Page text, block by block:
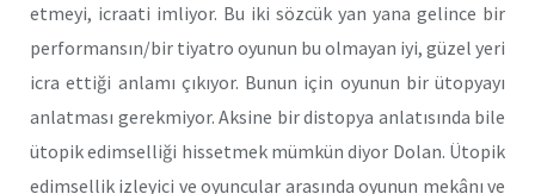
etmeyi, icraati imliyor. Bu iki sözcük yan yana gelince bir
performansın/bir tiyatro oyunun bu olmayan iyi, güzel yeri
icra ettiği anlamı çıkıyor. Bunun için oyunun bir ütopyayı
anlatması gerekmiyor. Aksine bir distopya anlatısında bile
ütopik edimselliği hissetmek mümkün diyor Dolan. Ütopik
edimsellik izleyici ve oyuncular arasında oyunun mekânı ve